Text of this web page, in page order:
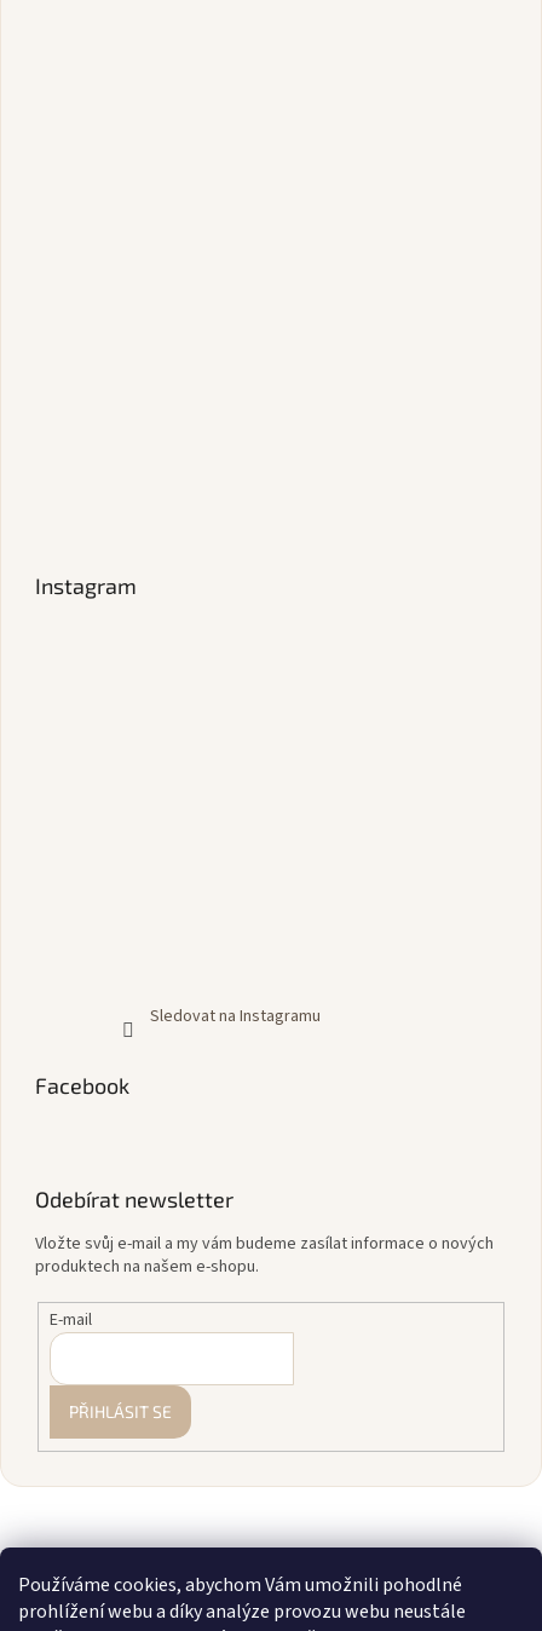
Používáme cookies, abychom Vám umožnili pohodlné
prohlížení webu a díky analýze provozu webu neustále
Instagram
Sledovat na Instagramu
Facebook
Odebírat newsletter
Vložte svůj e-mail a my vám budeme zasílat informace o nových
produktech na našem e-shopu.
E-mail
PŘIHLÁSIT SE